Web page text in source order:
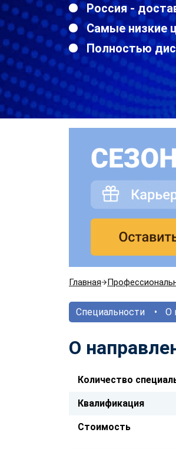
Россия -
Самые низкие
Полностью
Главная
Специальности О
О
Количество
Квалификация
Стоимость